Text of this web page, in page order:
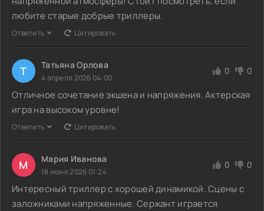
любите старые добрые триллеры.
Ответить Цитировать
Т Татьяна Орлова
4 апреля 2026 04:00
0 0
Отличное сочетание экшена и напряжения. Актерская
игра на высоком уровне!
Ответить Цитировать
М Мария Иванова
18 июня 2026 01:24
0 0
Интересный триллер с хорошей динамикой. Сцены с
заложниками напряженные. Сержант играется